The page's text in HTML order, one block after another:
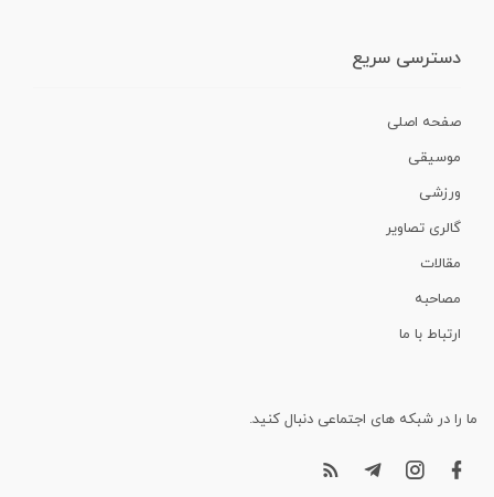
دسترسی سریع
صفحه اصلی
موسیقی
ورزشی
گالری تصاویر
مقالات
مصاحبه
ارتباط با ما
ما را در شبکه های اجتماعی دنبال کنید.